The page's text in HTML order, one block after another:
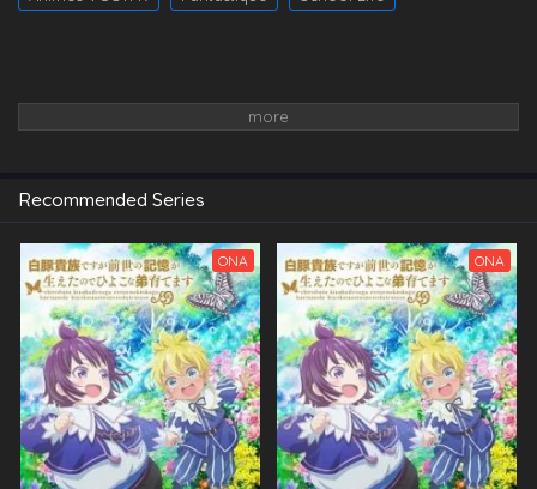
Recommended Series
ONA ONA